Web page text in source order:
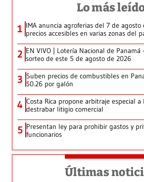
Lo más
1 IMA anuncia agroferias del 7 de agosto
precios accesibles en varias zonas del
2 EN VIVO | Lotería Nacional de Panamá
sorteo de este 5 de agosto de 2026
3 Suben precios de combustibles en
$0.26 por galón
4 Costa Rica propone arbitraje especial a
destrabar litigio comercial
5 Presentan ley para prohibir gastos y
funcionarios
Últimas